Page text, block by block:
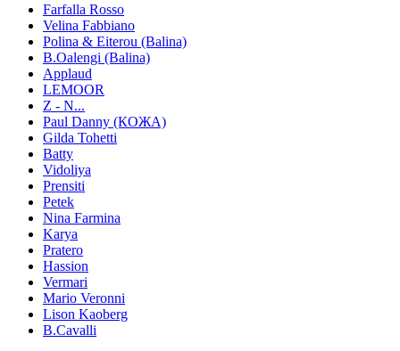
Farfalla Rosso
Velina Fabbiano
Polina & Eiterou (Balina)
B.Oalengi (Balina)
Applaud
LEMOOR
Z - N...
Paul Danny (КОЖА)
Gilda Tohetti
Batty
Vidoliya
Prensiti
Petek
Nina Farmina
Karya
Pratero
Hassion
Vermari
Mario Veronni
Lison Kaoberg
B.Cavalli